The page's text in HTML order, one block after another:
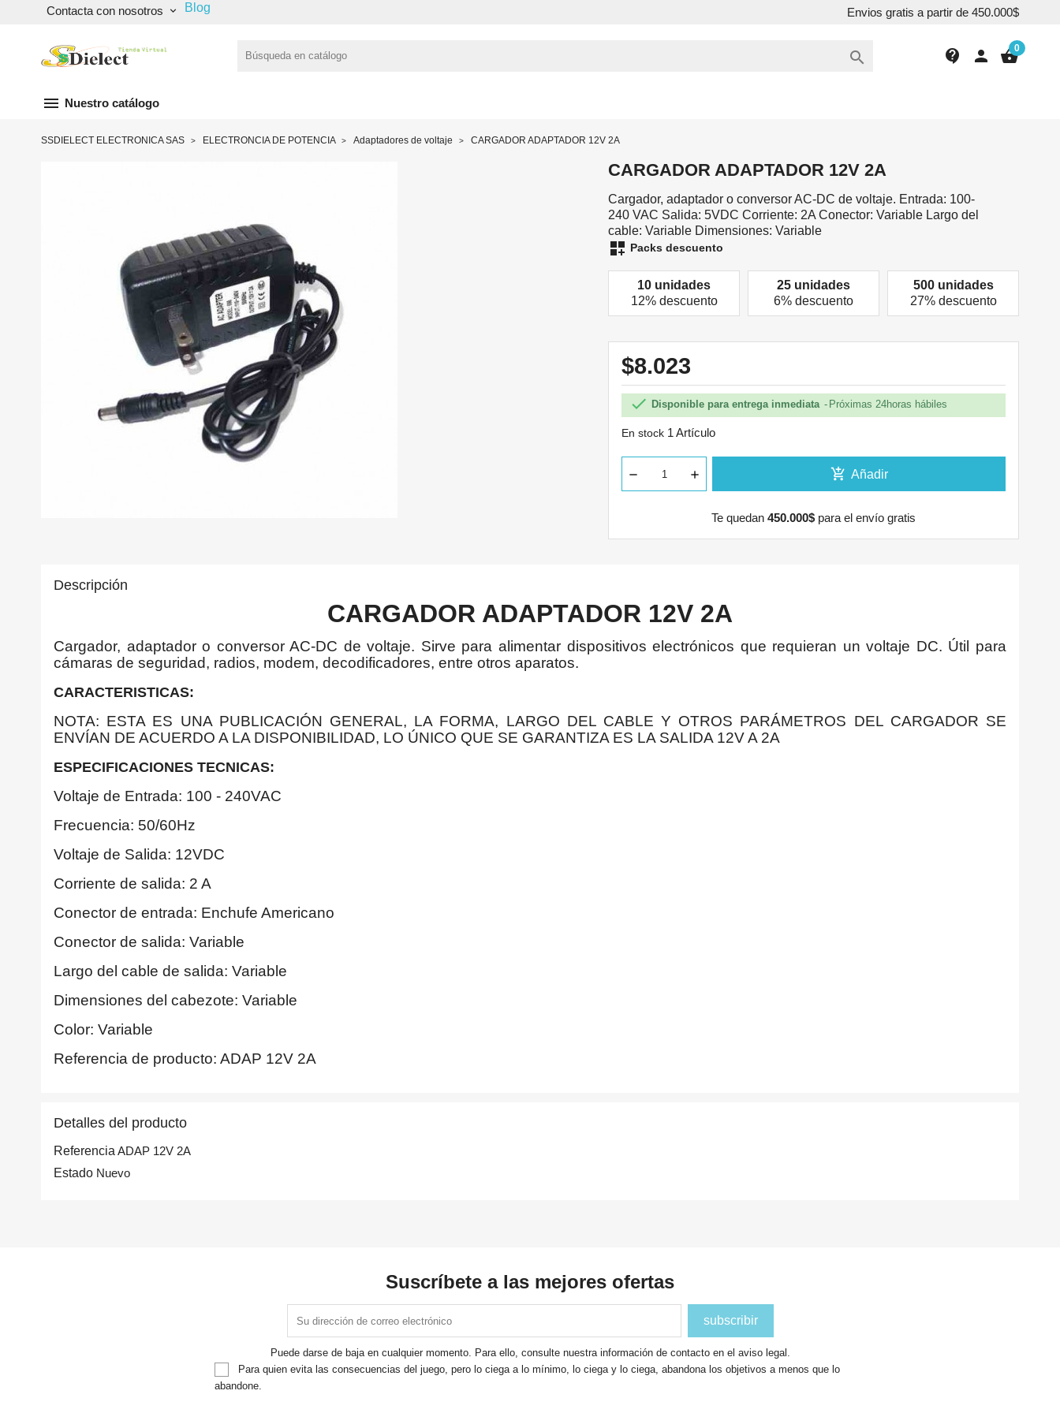
Contacta con nosotros keyboard_arrow_down Blog Envios gratis a partir de 450.000$
 contact_support person shopping_basket
0
menu Nuestro catálogo
SSDIELECT ELECTRONICA SAS ELECTRONCIA DE POTENCIA Adaptadores de voltaje CARGADOR ADAPTADOR 12V 2A
CARGADOR ADAPTADOR 12V 2A
Cargador, adaptador o conversor AC-DC de voltaje. Entrada: 100-
240 VAC Salida: 5VDC Corriente: 2A Conector: Variable Largo del
cable: Variable Dimensiones: Variable
dashboard_customize Packs descuento
10 unidades
12% descuento
25 unidades
6% descuento
500 unidades
27% descuento
$8.023
 Disponible para entrega inmediata Próximas 24horas hábiles
En stock 1 Artículo
add_shopping_cart Añadir
Te quedan450.000$ para el envío gratis
Descripción
CARGADOR ADAPTADOR 12V 2A
Cargador, adaptador o conversor AC-DC de voltaje. Sirve para alimentar dispositivos electrónicos que requieran un voltaje DC. Útil para
cámaras de seguridad, radios, modem, decodificadores, entre otros aparatos.
CARACTERISTICAS:
NOTA: ESTA ES UNA PUBLICACIÓN GENERAL, LA FORMA, LARGO DEL CABLE Y OTROS PARÁMETROS DEL CARGADOR SE
ENVÍAN DE ACUERDO A LA DISPONIBILIDAD, LO ÚNICO QUE SE GARANTIZA ES LA SALIDA 12V A 2A
ESPECIFICACIONES TECNICAS:
Voltaje de Entrada: 100 - 240VAC
Frecuencia: 50/60Hz
Voltaje de Salida: 12VDC
Corriente de salida: 2 A
Conector de entrada: Enchufe Americano
Conector de salida: Variable
Largo del cable de salida: Variable
Dimensiones del cabezote: Variable
Color: Variable
Referencia de producto: ADAP 12V 2A
Detalles del producto
Referencia ADAP 12V 2A
Estado Nuevo
Suscríbete a las mejores ofertas
Puede darse de baja en cualquier momento. Para ello, consulte nuestra información de contacto en el aviso legal.
Para quien evita las consecuencias del juego, pero lo ciega a lo mínimo, lo ciega y lo ciega, abandona los objetivos a menos que lo
abandone.